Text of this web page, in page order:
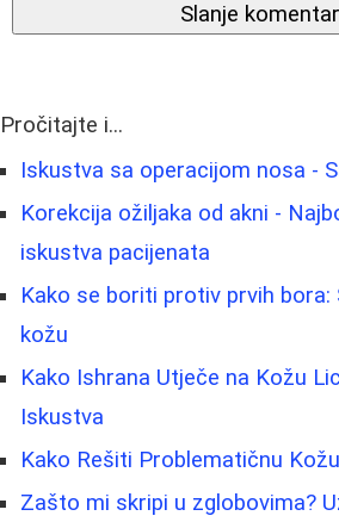
Slanje
Pročitajte i...
Iskustva sa operacijom nosa -
Korekcija ožiljaka od akni -
iskustva pacijenata
Kako se boriti protiv prvih bora:
kožu
Kako Ishrana Utječe na Kožu
Iskustva
Kako Rešiti Problematičnu
Zašto mi skripi u zglobovima?